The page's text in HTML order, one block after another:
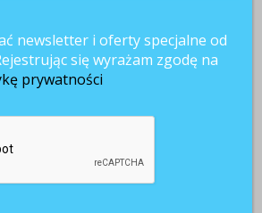
Manager na
managerów
newsletter i oferty specjalne od
się wyrażam zgodę na
prywatności